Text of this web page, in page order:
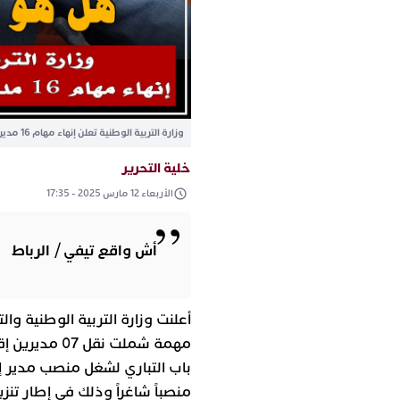
وزارة التربية الوطنية تعلن إنهاء مهام 16 مديرا إقليميا ونقل 7 آخرين
خلية التحرير
الأربعاء 12 مارس 2025 - 17:35
أش واقع تيفي / الرباط
أعلنت وزارة التربية الوطنية
منصباً شاغراً وذلك في إطار